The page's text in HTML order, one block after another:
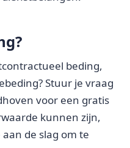
beding,
Stuur je vraag
voor een gratis
kunnen zijn,
de slag om te